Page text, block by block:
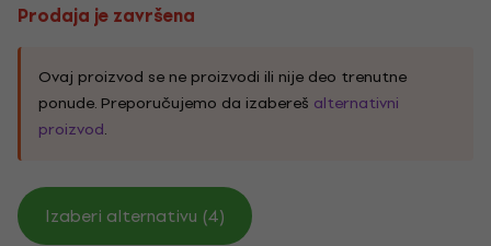
Prodaja je završena
Ovaj proizvod se ne proizvodi ili nije deo trenutne
ponude. Preporučujemo da izabereš alternativni
proizvod.
Izaberi alternativu (4)